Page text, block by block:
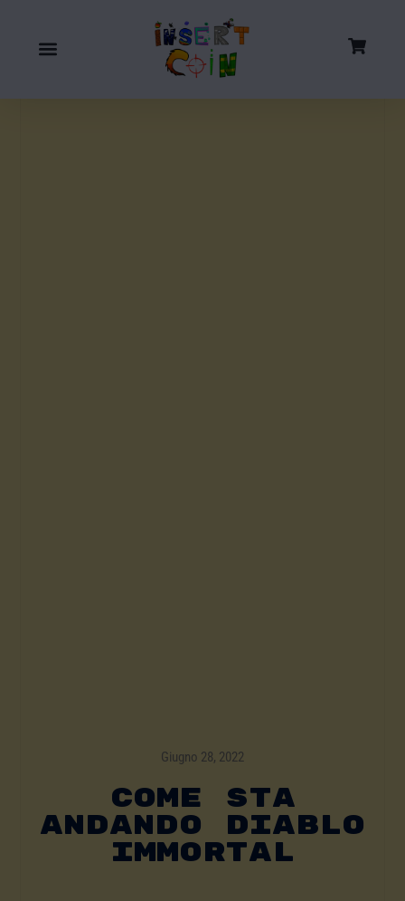
Giugno 28, 2022
Come Sta
Andando Diablo
Immortal